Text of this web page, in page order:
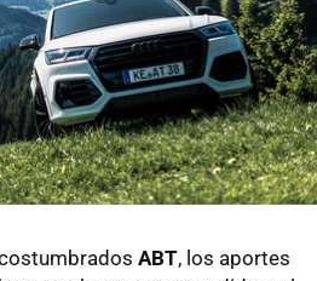
ABT, los aportes